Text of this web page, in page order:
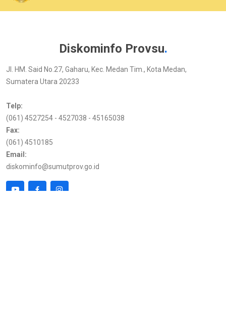
Diskominfo Provsu.
Jl. HM. Said No.27, Gaharu, Kec. Medan Tim., Kota Medan,
Sumatera Utara 20233
Telp:
(061) 4527254 - 4527038 - 45165038
Fax:
(061) 4510185
Email:
diskominfo@sumutprov.go.id